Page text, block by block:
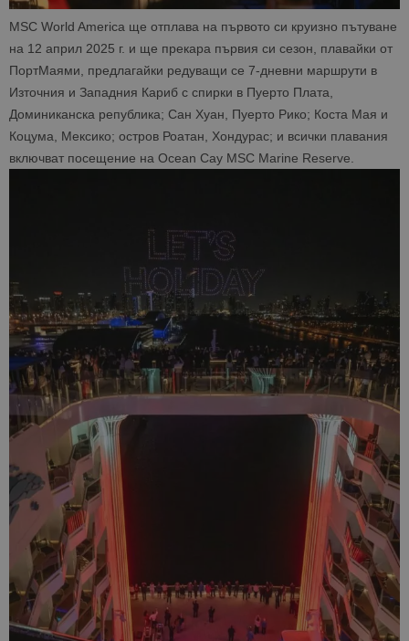
MSC World America ще отплава на първото си круизно пътуване
на 12 април 2025 г. и ще прекара първия си сезон, плавайки от
ПортМаями, предлагайки редуващи се 7-дневни маршрути в
Източния и Западния Кариб с спирки в Пуерто Плата,
Доминиканска република; Сан Хуан, Пуерто Рико; Коста Мая и
Коцума, Мексико; остров Роатан, Хондурас; и всички плавания
включват посещение на Ocean Cay MSC Marine Reserve.